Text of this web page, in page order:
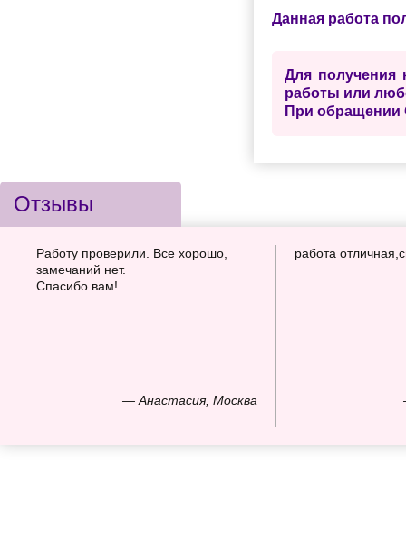
Данная работа
Для получения
работы или
При обращении
Отзывы
— Анастасия, Москва
Работу проверили. Все хорошо,
замечаний нет.
Спасибо вам!
работа